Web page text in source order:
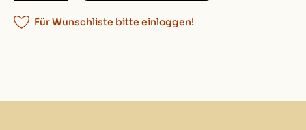
Für Wunschliste bitte einloggen!